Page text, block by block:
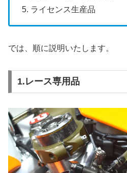
5. ライセンス生産品
では、順に説明いたします。
1.レース専用品